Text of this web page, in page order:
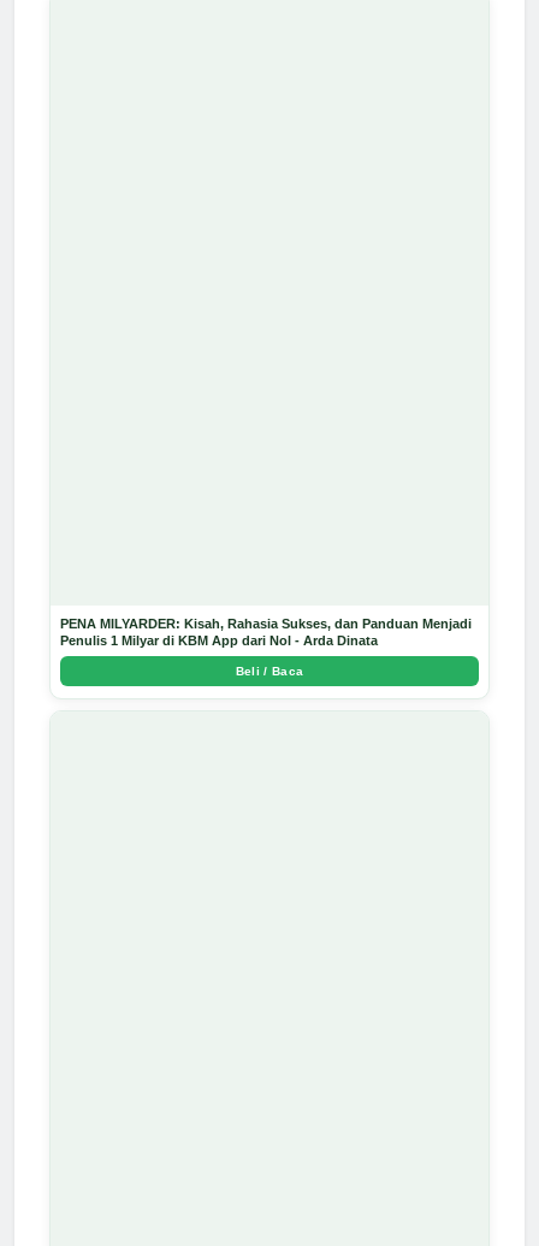
PENA MILYARDER: Kisah, Rahasia Sukses, dan Panduan Menjadi
Penulis 1 Milyar di KBM App dari Nol - Arda Dinata
Beli / Baca